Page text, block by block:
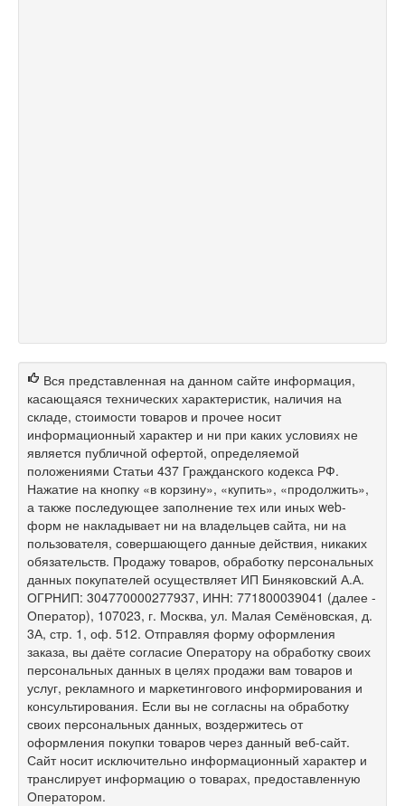
Вся представленная на данном сайте информация,
касающаяся технических характеристик, наличия на
складе, стоимости товаров и прочее носит
информационный характер и ни при каких условиях не
является публичной офертой, определяемой
положениями Статьи 437 Гражданского кодекса РФ.
Нажатие на кнопку «в корзину», «купить», «продолжить»,
а также последующее заполнение тех или иных web-
форм не накладывает ни на владельцев сайта, ни на
пользователя, совершающего данные действия, никаких
обязательств. Продажу товаров, обработку персональных
данных покупателей осуществляет ИП Биняковский А.А.
ОГРНИП: 304770000277937, ИНН: 771800039041 (далее -
Оператор), 107023, г. Москва, ул. Малая Семёновская, д.
3А, стр. 1, оф. 512. Отправляя форму оформления
заказа, вы даёте согласие Оператору на обработку своих
персональных данных в целях продажи вам товаров и
услуг, рекламного и маркетингового информирования и
консультирования. Если вы не согласны на обработку
своих персональных данных, воздержитесь от
оформления покупки товаров через данный веб-сайт.
Сайт носит исключительно информационный характер и
транслирует информацию о товарах, предоставленную
Оператором.